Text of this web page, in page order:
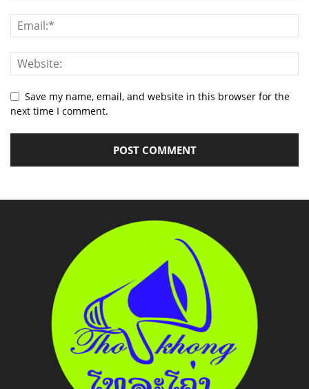
Save my name, email, and website in this browser for the
next time I comment.